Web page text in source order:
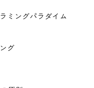
ミングパラダイム
グ